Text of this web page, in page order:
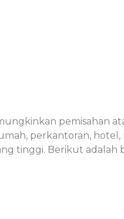
pemisahan
perkantoran,
tinggi. Berikut adalah